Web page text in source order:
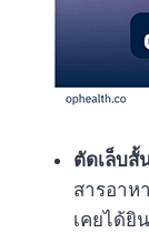
ตัดเล็บสั้
สารอาห
เคยได้ยิ